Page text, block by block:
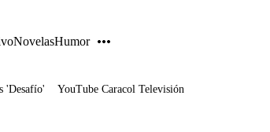
NovelasHumor
'Desafío' YouTube Caracol Televisión